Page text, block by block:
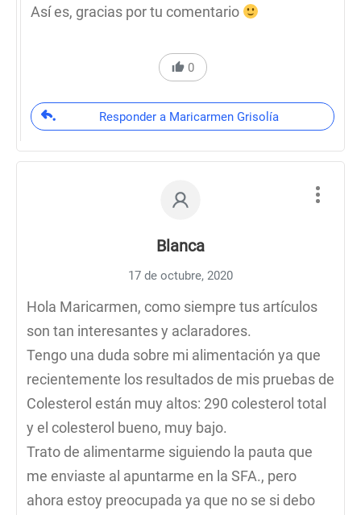
Así es, gracias por tu comentario
0
Responder a Maricarmen Grisolía
Blanca
17 de octubre, 2020
Hola Maricarmen, como siempre tus artículos
son tan interesantes y aclaradores.
Tengo una duda sobre mi alimentación ya que
recientemente los resultados de mis pruebas de
Colesterol están muy altos: 290 colesterol total
y el colesterol bueno, muy bajo.
Trato de alimentarme siguiendo la pauta que
me enviaste al apuntarme en la SFA., pero
ahora estoy preocupada ya que no se si debo